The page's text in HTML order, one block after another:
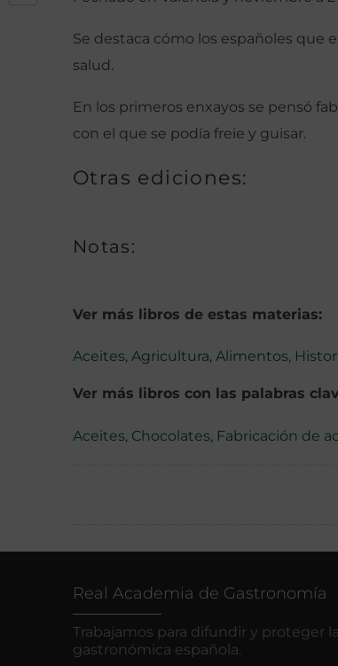
Se destaca cómo los españoles que
salud.
En los primeros enxayos se pensó
con el que se podía freie y guisar.
Otras ediciones:
Notas:
Ver más libros de estas materias:
Aceites, Agricultura, Alimentos,
Ver más libros con las palabras
Aceites, Chocolates, Fabricación de
Real Academia de Gastronomía
Trabajamos para difundir y proteger
gastronómica española.